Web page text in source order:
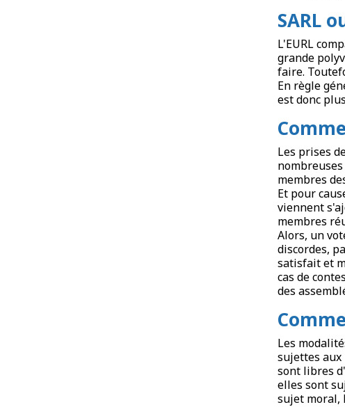
SARL
L'EURL
grande
faire.
En règle
est donc
Les prises
membres
Et pour
viennent
membres
Alors, un
discordes,
satisfait et
cas de
des
Les
sujettes aux
sont libres
elles sont
sujet moral,